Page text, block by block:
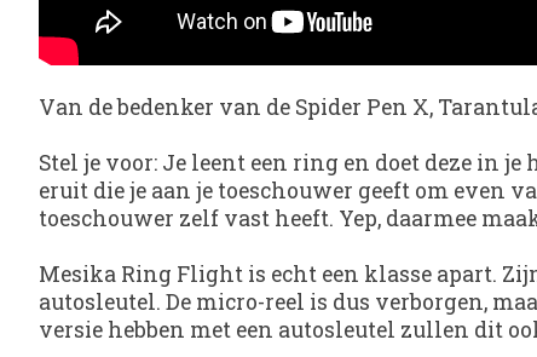
Van de bedenker van de Spider Pen X,
Stel je voor: Je leent een ring en doet deze in
eruit die je aan je toeschouwer geeft om even
toeschouwer zelf vast heeft. Yep, daarmee
Mesika Ring Flight is echt een klasse apart.
autosleutel. De micro-reel is dus verborgen,
versie hebben met een autosleutel zullen dit